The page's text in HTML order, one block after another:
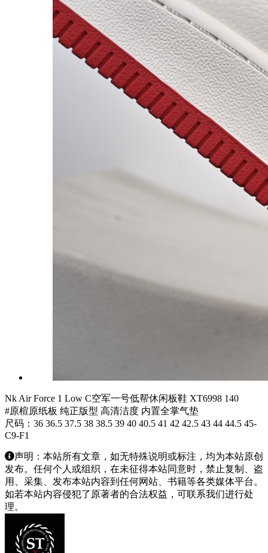
Nk Air Force 1 Low C空军一号低帮休闲板鞋 XT6998 140
#原楦原纸板 纯正版型 高清洁度 内置全掌气垫
尺码：36 36.5 37.5 38 38.5 39 40 40.5 41 42 42.5 43 44 44.5 45-
C9-F1
声明：本站所有文章，如无特殊说明或标注，均为本站原创
发布。任何个人或组织，在未征得本站同意时，禁止复制、盗
用、采集、发布本站内容到任何网站、书籍等各类媒体平台。
如若本站内容侵犯了原著者的合法权益，可联系我们进行处
理。